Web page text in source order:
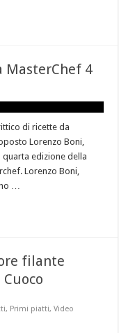
4
di ricette da
Lorenzo Boni,
quarta edizione della
Lorenzo Boni,
…
filante
, Primi piatti,Video